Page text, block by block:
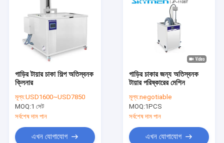
গাড়ির টায়ার চাকা শিল্প অতিস্বনক
ক্লিনার
মূল্য:USD1600~USD7850
MOQ:1 সেট
সর্বশেষ দাম পান
এখন যোগাযোগ
গাড়ির চাকার জন্য অতিস্বনক
টায়ার পরিষ্কারের মেশিন
মূল্য:negotiable
MOQ:1PCS
সর্বশেষ দাম পান
এখন যোগাযোগ